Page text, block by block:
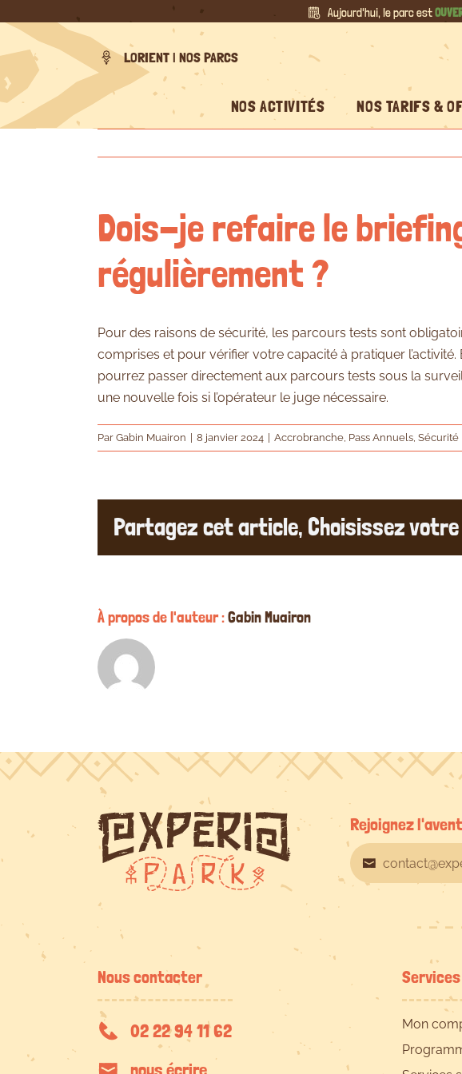
au
contenu
Aujourd'hui, le parc est
LORIENT | NOS PARCS
NOS ACTIVITÉS NOS TARIFS &
Dois-je refaire le
régulièrement ?
Pour des raisons de sécurité, les parcours tests sont
comprises et pour vérifier votre capacité à pratiquer
pourrez passer directement aux parcours tests sous la
une nouvelle fois si l’opérateur le juge nécessaire.
Par Gabin Muairon 8 janvier 2024 Accrobranche, Pass Annuels, Sécurité
Partagez cet article, Choisissez
À propos de l'auteur :Gabin Muairon
Rejoignez
Nous contacter
02 22 94 11 62
nous écrire
Mon